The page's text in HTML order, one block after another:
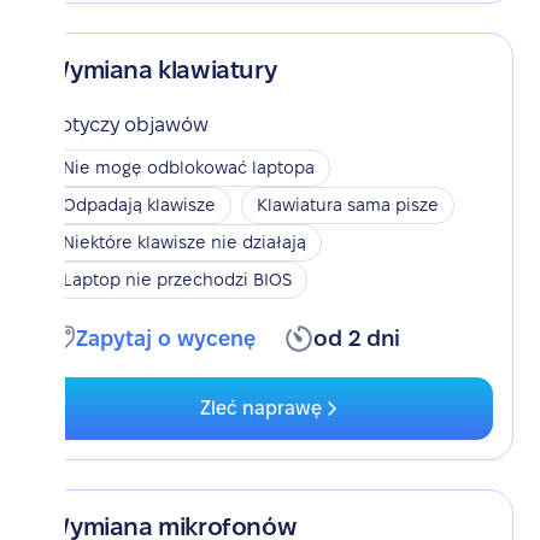
Wymiana klawiatury
Dotyczy objawów
Nie mogę odblokować laptopa
Odpadają klawisze
Klawiatura sama pisze
Niektóre klawisze nie działają
Laptop nie przechodzi BIOS
Zapytaj o wycenę od 2 dni
Zleć naprawę
Wymiana mikrofonów